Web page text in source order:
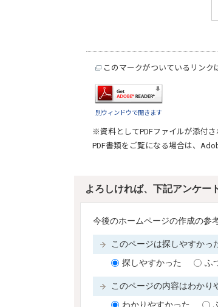
このマークがついているリンク
別ウィンドウで開きます
※資料としてPDFファイルが添付さ
PDF書類をご覧になる場合は、